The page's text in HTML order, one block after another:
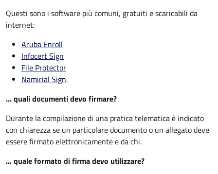
Questi sono i software più comuni, gratuiti e scaricabili da
internet:
Aruba Enroll
Infocert Sign
File Protector
Namirial Sign.
... quali documenti devo firmare?
Durante la compilazione di una pratica telematica è indicato
con chiarezza se un particolare documento o un allegato deve
essere firmato elettronicamente e da chi.
... quale formato di firma devo utilizzare?